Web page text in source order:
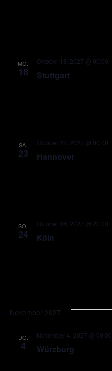
MO.
18 Stuttgart
Oktober 18, 2027 @ 00:00
SA.
23 Hannover
Oktober 23, 2027 @ 00:00
SO.
24 Köln
Oktober 24, 2027 @ 20:00
November 2027
DO.
4 Würzburg
November 4, 2027 @ 00:00